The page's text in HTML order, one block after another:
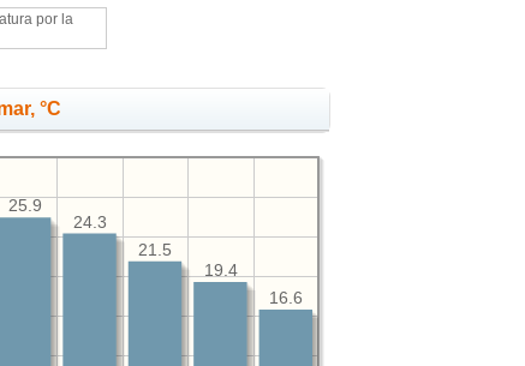
por la
°C
16.6
19.4
21.5
24.3
25.9